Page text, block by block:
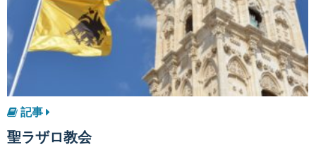
記事
聖ラザロ教会